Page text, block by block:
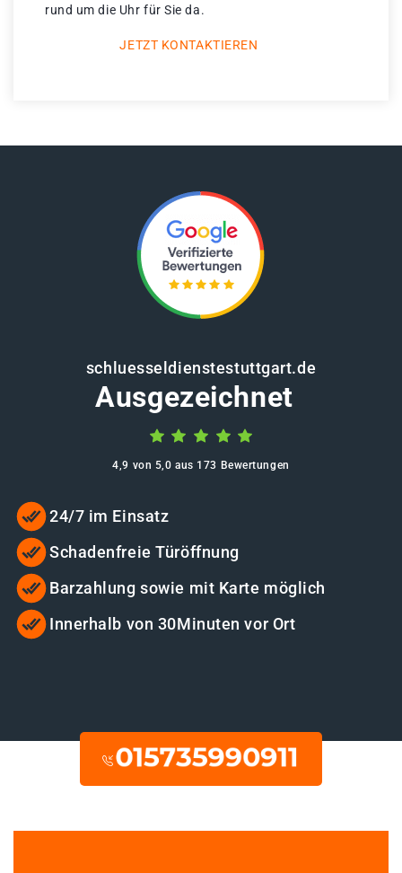
rund um die Uhr für Sie da.
JETZT KONTAKTIEREN
schluesseldienstestuttgart.de
Ausgezeichnet
4,9 von 5,0 aus 173 Bewertungen
24/7 im Einsatz
Schadenfreie Türöffnung
Barzahlung sowie mit Karte möglich
Innerhalb von 30Minuten vor Ort